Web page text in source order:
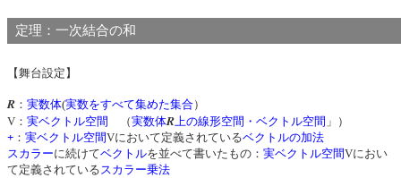
定理：一次結合の和
【舞台設定】
R ： 実数体(実数をすべて集めた集合）
V： 実ベクトル空間 （実数体R上の線形空間・ベクトル空間 」）
+ ： 実ベクトル空間Vにおいて定義されているベクトルの加法
スカラーに続けてベクトルを並べて書いたもの： 実ベクトル空間Vにおい
て定義されているスカラー乗法